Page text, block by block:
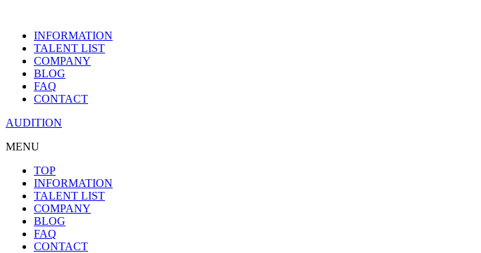
INFORMATION
TALENT LIST
COMPANY
BLOG
FAQ
CONTACT
AUDITION
MENU
TOP
INFORMATION
TALENT LIST
COMPANY
BLOG
FAQ
CONTACT